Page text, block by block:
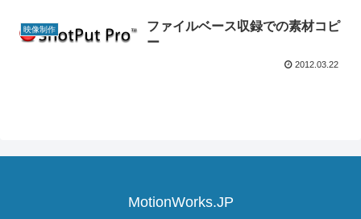
映像制作
ファイルベース収録での素材コピ
ー
2012.03.22
MotionWorks.JP